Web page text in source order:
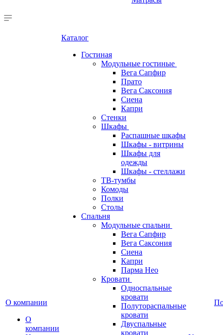
О компании
О
компании
Каталог
Гостиная
Модульные гостиные
Вега Сапфир
Прато
Вега Саксония
Сиена
Капри
Стенки
Шкафы
Распашные шкафы
Шкафы - витрины
Шкафы для
одежды
Шкафы - стеллажи
ТВ-тумбы
Комоды
Полки
Столы
Спальня
Модульные спальни
Вега Сапфир
Вега Саксония
Сиена
Капри
Парма Нео
Кровати
Односпальные
кровати
Полутораспальные
кровати
Двуспальные
кровати